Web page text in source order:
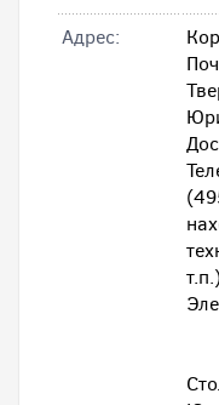
Адрес:
т.п.)